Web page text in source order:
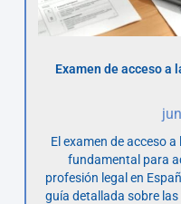
Examen de acceso a
El examen de acceso
fundamental para
profesión legal en
guía detallada sobre